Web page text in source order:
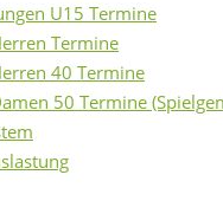
U15 Termine
Termine
40 Termine
50 Termine